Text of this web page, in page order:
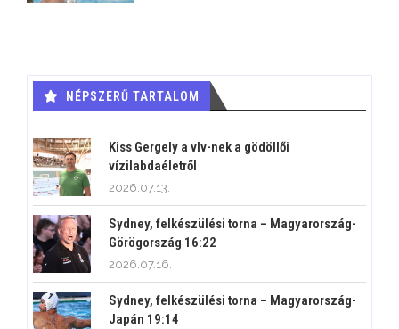
NÉPSZERŰ TARTALOM
Kiss Gergely a vlv-nek a gödöllői
vízilabdaéletről
2026.07.13.
Sydney, felkészülési torna – Magyarország-
Görögország 16:22
2026.07.16.
Sydney, felkészülési torna – Magyarország-
Japán 19:14